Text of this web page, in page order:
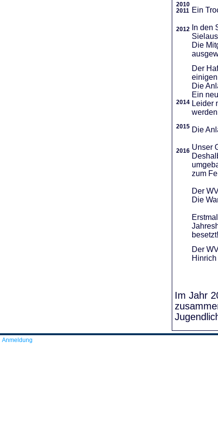
2010
2011
2012
2014
2015
2016
Ein
In den
Die
Der
Die
Ein
Leider
Die
Unser
zum
Der
Die
besetzt!
Der
Im Jahr
Anmeldung